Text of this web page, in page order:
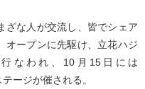
ざな人が交流し、皆でシェア
オープンに先駆け、立花ハジ
なわれ、10月15日には
ージが催される。